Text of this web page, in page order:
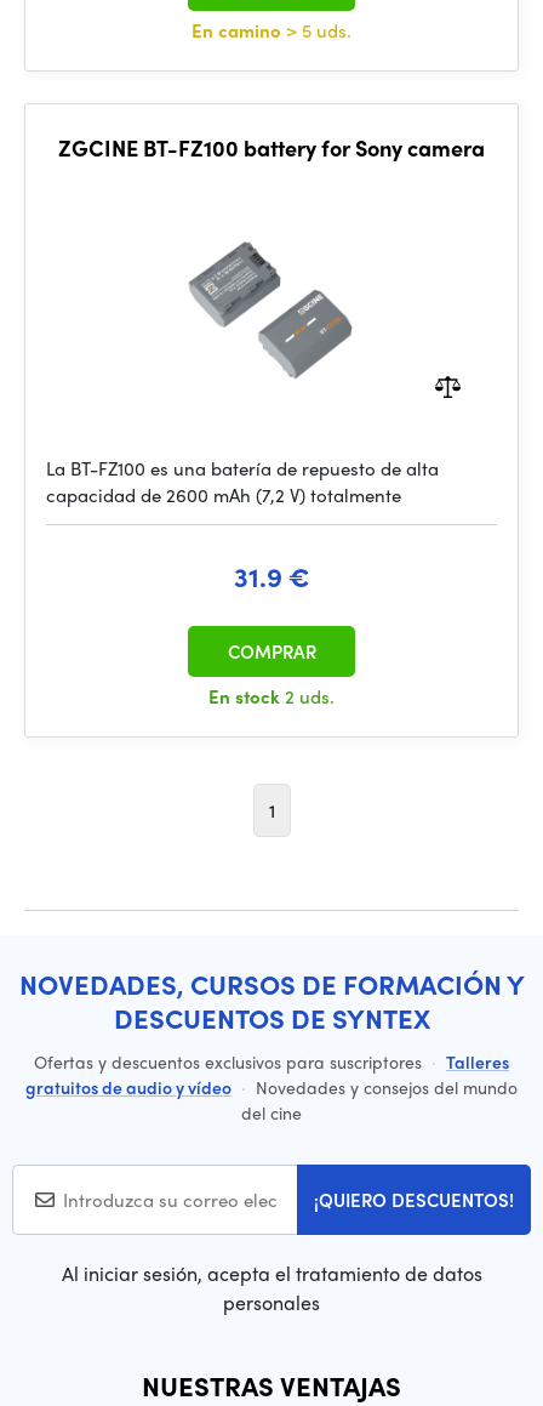
En camino > 5 uds.
ZGCINE BT-FZ100 battery for Sony camera
La BT-FZ100 es una batería de repuesto de alta
capacidad de 2600 mAh (7,2 V) totalmente
31.9 €
En stock2 uds.
COMPRAR
1
NOVEDADES, CURSOS DE FORMACIÓN Y
DESCUENTOS DE SYNTEX
Ofertas y descuentos exclusivos para suscriptores · Talleres
gratuitos de audio y vídeo · Novedades y consejos del mundo
del cine
¡QUIERO DESCUENTOS!
Al iniciar sesión, acepta el tratamiento de datos
personales
NUESTRAS VENTAJAS